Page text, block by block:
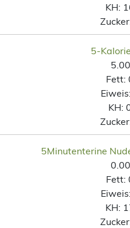
KH:
5-
Fett:
Eiweis:
KH:
5Minutenterine
Fett:
Eiweis:
KH: